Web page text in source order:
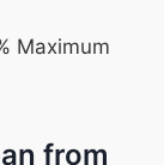
Maximum
from